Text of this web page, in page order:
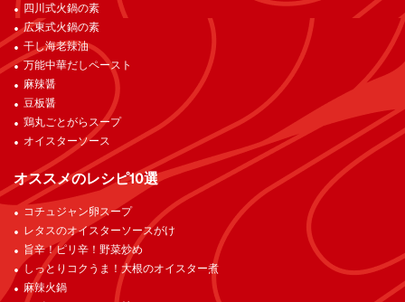
四川式火鍋の素
広東式火鍋の素
干し海老辣油
万能中華だしペースト
麻辣醤
豆板醤
鶏丸ごとがらスープ
オイスターソース
オススメのレシピ10選
コチュジャン卵スープ
レタスのオイスターソースがけ
旨辛！ピリ辛！野菜炒め
しっとりコクうま！大根のオイスター煮
麻辣火鍋